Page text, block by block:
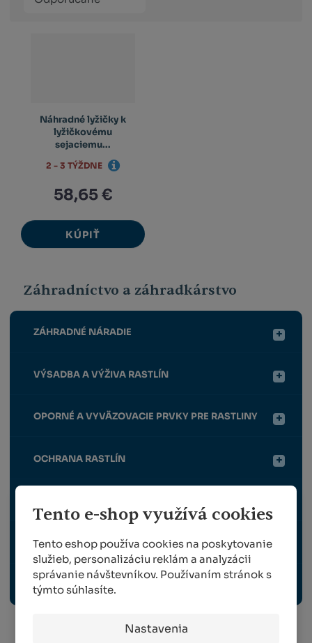
Tento e-shop využívá cookies
Tento eshop používa cookies na poskytovanie
služieb, personalizáciu reklám a analyzácii
správanie návštevníkov. Používaním stránok s
týmto súhlasíte.
Nastavenia
produktů
Náhradné lyžičky k
lyžičkovému
sejaciemu...
58,65 €
KÚPIŤ
2 - 3 TÝŽDNE
Záhradníctvo a záhradkárstvo
ZÁHRADNÉ NÁRADIE
VÝSADBA A VÝŽIVA RASTLÍN
OPORNÉ A VYVÄZOVACIE PRVKY PRE RASTLINY
OCHRANA RASTLÍN
VYBAVENIE ZÁHRADY, VONKAJŠIE ELEKTRO
ODBORNÉ PUBLIKÁCIE